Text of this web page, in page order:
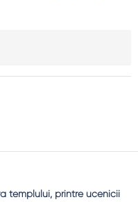
templului, printre ucenicii